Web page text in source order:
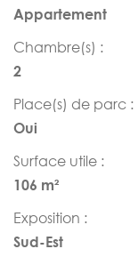
Appartement
Chambre(s) :
2
Place(s) de parc :
Oui
Surface utile :
106 m²
Exposition :
Sud-Est